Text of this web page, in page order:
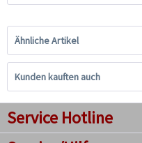
Ähnliche Artikel
Kunden kauften auch
Service Hotline